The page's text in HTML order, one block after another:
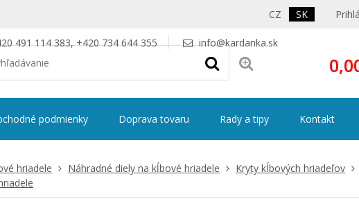
CZ SK
491 114 383, +420 734 644 355 info@kardanka.sk
podmienky Doprava tovaru Rady a tipy Kontakt
hriadele Náhradné diely na kĺbové hriadele Kryty kĺbových hriadeľov